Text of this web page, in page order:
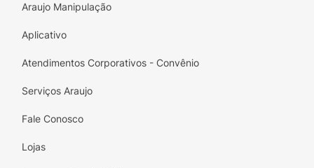
Araujo Manipulação
Aplicativo
Atendimentos Corporativos - Convênio
Serviços Araujo
Fale Conosco
Lojas